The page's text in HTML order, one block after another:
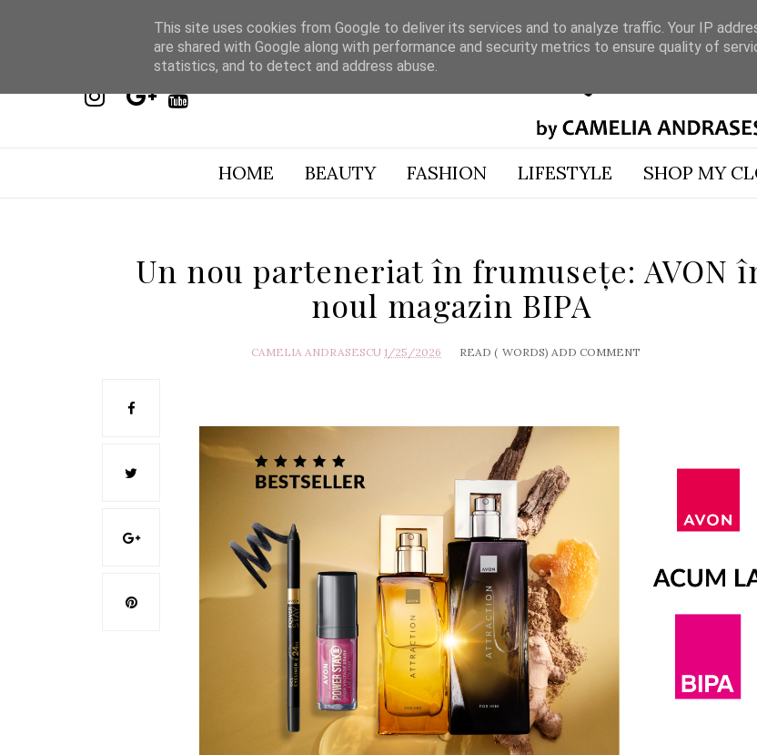
HOME BEAUTY FASHION LIFESTYLE SHOP MY
Un nou parteneriat în frumusețe: AVON
noul magazin BIPA
CAMELIA ANDRASESCU 1/25/2026 READ ( WORDS) ADD COMMENT
This site uses cookies from Google to deliver its services and to analyze traffic. Your IP
are shared with Google along with performance and security metrics to ensure quality of
statistics, and to detect and address abuse.